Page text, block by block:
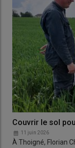
Couvrir le sol
11 juin 2026
À Thoigné, Florian